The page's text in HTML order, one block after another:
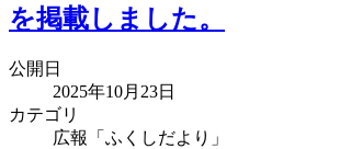
を掲載しました。
公開日
2025年10月23日
カテゴリ
広報「ふくしだより」